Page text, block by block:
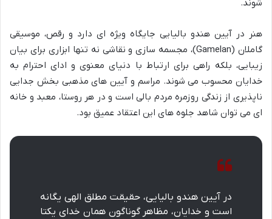
شوند.
هنر در آیین هندو بالیایی جایگاه ویژه ای دارد و رقص، موسیقی
گاملان (Gamelan)، مجسمه سازی و نقاشی نه تنها ابزاری برای بیان
زیبایی، بلکه راهی برای ارتباط با دنیای معنوی و ادای احترام به
خدایان محسوب می شوند. مراسم و آیین های مذهبی بخش جدایی
ناپذیری از زندگی روزمره مردم بالی است و در هر روستا، معبد و خانه
ای می توان شاهد جلوه های این اعتقاد عمیق بود.
در آیین هندو بالیایی، حقیقت مطلق الهی یگانه
است و خدایان، مظاهر گوناگون همان خدای یکتا